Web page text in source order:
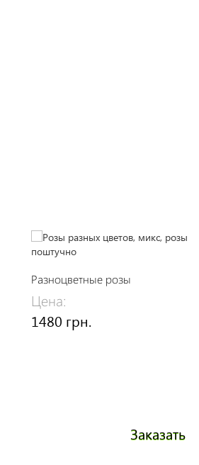
Разноцветные розы
Цена:
1480 грн.
Заказать